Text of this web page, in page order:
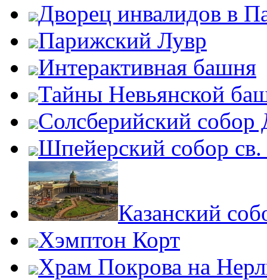
Дворец инвалидов в
Парижский Лувр
Интерактивная башня
Тайны Невьянской
Солсберийский
Шпейерский собор
Казанский
Хэмптон Корт
Храм Покрова на